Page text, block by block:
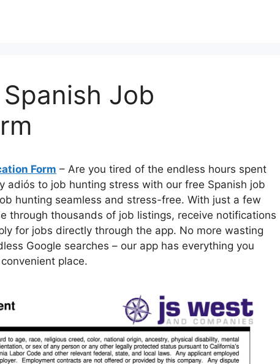
Job
Form – Are you tired of the endless hours spent
adiós to job hunting stress with our free Spanish job
hunting seamless and stress-free. With just a few
through thousands of job listings, receive notifications
for jobs directly through the app. No more wasting
Google searches – our app has everything you
place.